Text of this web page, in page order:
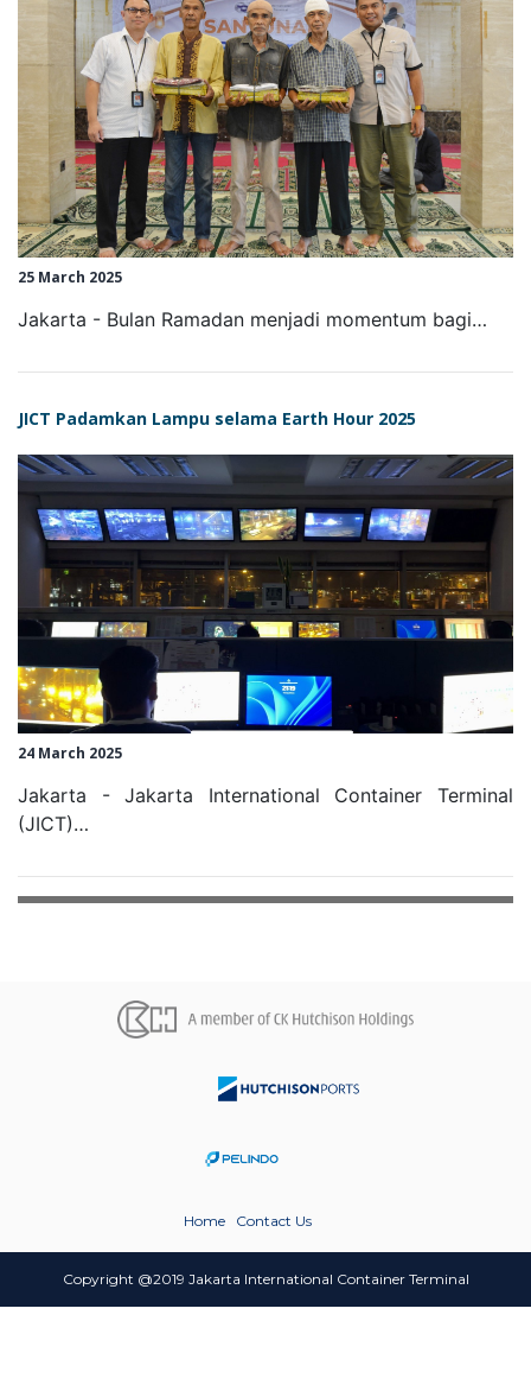
25 March 2025
Jakarta - Bulan Ramadan menjadi momentum bagi…
JICT Padamkan Lampu selama Earth Hour 2025
24 March 2025
Jakarta - Jakarta International Container Terminal
(JICT)…
Home Contact Us
Copyright @2019 Jakarta International Container Terminal